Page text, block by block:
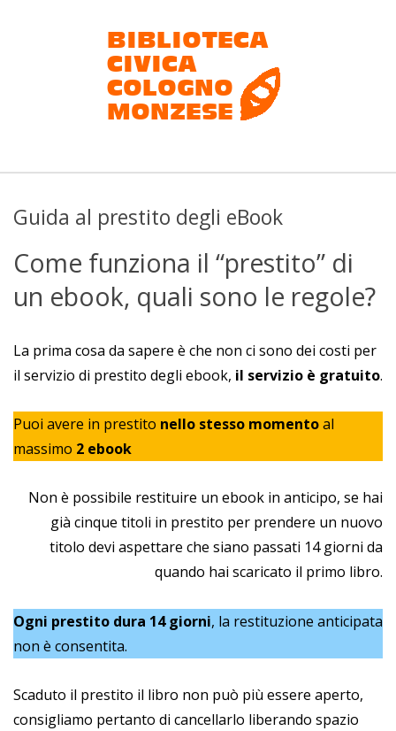
Biblioteca
civica
Cologno
Monzese
Guida al prestito degli eBook
Come funziona il “prestito” di
un ebook, quali sono le regole?
La prima cosa da sapere è che non ci sono dei costi per
il servizio di prestito degli ebook, il servizio è gratuito.
Puoi avere in prestito nello stesso momentoal
massimo 2 ebook
Non è possibile restituire un ebook in anticipo, se hai
già cinque titoli in prestito per prendere un nuovo
titolo devi aspettare che siano passati 14 giorni da
quando hai scaricato il primo libro.
Ogni prestito dura 14 giorni, la restituzione anticipata
non è consentita.
Scaduto il prestito il libro non può più essere aperto,
consigliamo pertanto di cancellarlo liberando spazio